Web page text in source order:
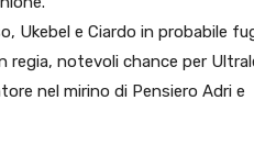
Ukebel e Ciardo in probabile
regia, notevoli chance per
nel mirino di Pensiero Adri e